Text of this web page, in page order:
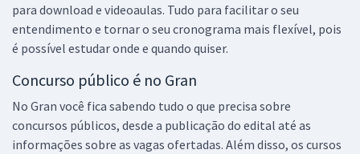
para download e videoaulas. Tudo para facilitar o seu
entendimento e tornar o seu cronograma mais flexível, pois
é possível estudar onde e quando quiser.
Concurso público é no Gran
No Gran você fica sabendo tudo o que precisa sobre
concursos públicos, desde a publicação do edital até as
informações sobre as vagas ofertadas. Além disso, os cursos